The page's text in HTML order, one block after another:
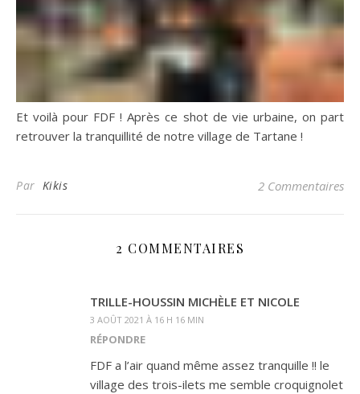
Et voilà pour FDF ! Après ce shot de vie urbaine, on part
retrouver la tranquillité de notre village de Tartane !
Par Kikis 2 Commentaires
2 COMMENTAIRES
TRILLE-HOUSSIN MICHÈLE ET NICOLE
3 AOÛT 2021 À 16 H 16 MIN
RÉPONDRE
FDF a l’air quand même assez tranquille !! le
village des trois-ilets me semble croquignolet